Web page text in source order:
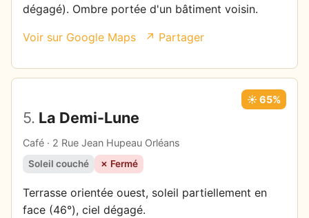
dégagé). Ombre portée d'un bâtiment voisin.
Voir sur Google Maps ↗ Partager
5. La Demi-Lune
Café · 2 Rue Jean Hupeau Orléans
☀️ 65%
Soleil couché ✗ Fermé
Terrasse orientée ouest, soleil partiellement en
face (46°), ciel dégagé.